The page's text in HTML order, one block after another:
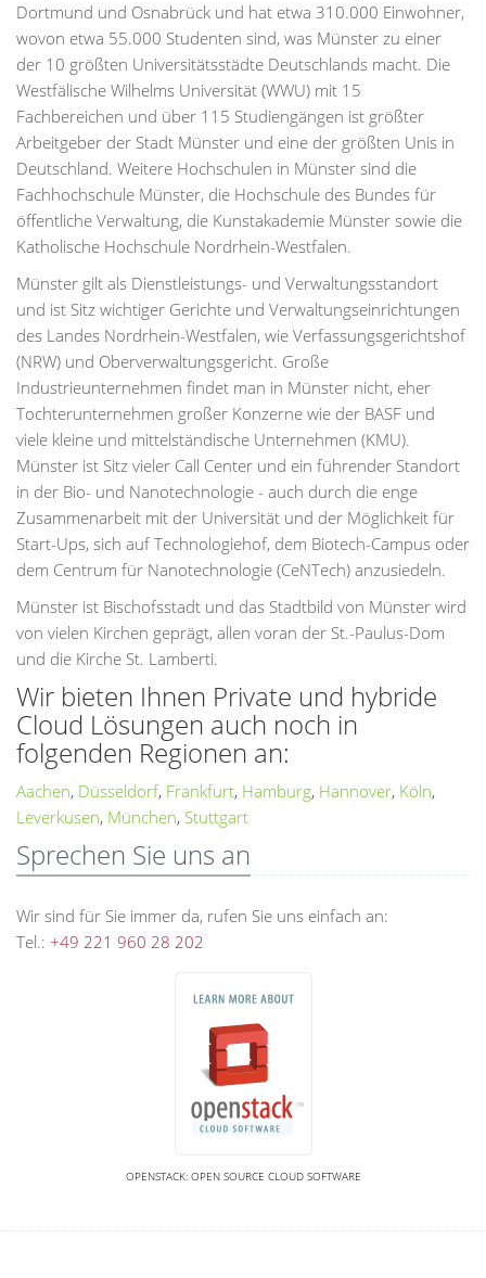
Dortmund und Osnabrück und hat etwa 310.000 Einwohner,
wovon etwa 55.000 Studenten sind, was Münster zu einer
der 10 größten Universitätsstädte Deutschlands macht. Die
Westfälische Wilhelms Universität (WWU) mit 15
Fachbereichen und über 115 Studiengängen ist größter
Arbeitgeber der Stadt Münster und eine der größten Unis in
Deutschland. Weitere Hochschulen in Münster sind die
Fachhochschule Münster, die Hochschule des Bundes für
öffentliche Verwaltung, die Kunstakademie Münster sowie die
Katholische Hochschule Nordrhein-Westfalen.
Münster gilt als Dienstleistungs- und Verwaltungsstandort
und ist Sitz wichtiger Gerichte und Verwaltungseinrichtungen
des Landes Nordrhein-Westfalen, wie Verfassungsgerichtshof
(NRW) und Oberverwaltungsgericht. Große
Industrieunternehmen findet man in Münster nicht, eher
Tochterunternehmen großer Konzerne wie der BASF und
viele kleine und mittelständische Unternehmen (KMU).
Münster ist Sitz vieler Call Center und ein führender Standort
in der Bio- und Nanotechnologie - auch durch die enge
Zusammenarbeit mit der Universität und der Möglichkeit für
Start-Ups, sich auf Technologiehof, dem Biotech-Campus oder
dem Centrum für Nanotechnologie (CeNTech) anzusiedeln.
Münster ist Bischofsstadt und das Stadtbild von Münster wird
von vielen Kirchen geprägt, allen voran der St.-Paulus-Dom
und die Kirche St. Lamberti.
Wir bieten Ihnen Private und hybride
Cloud Lösungen auch noch in
folgenden Regionen an:
Aachen, Düsseldorf, Frankfurt, Hamburg, Hannover, Köln,
Leverkusen, München, Stuttgart
Sprechen Sie uns an
Wir sind für Sie immer da, rufen Sie uns einfach an:
Tel.: +49 221 960 28 202
OPENSTACK: OPEN SOURCE CLOUD SOFTWARE